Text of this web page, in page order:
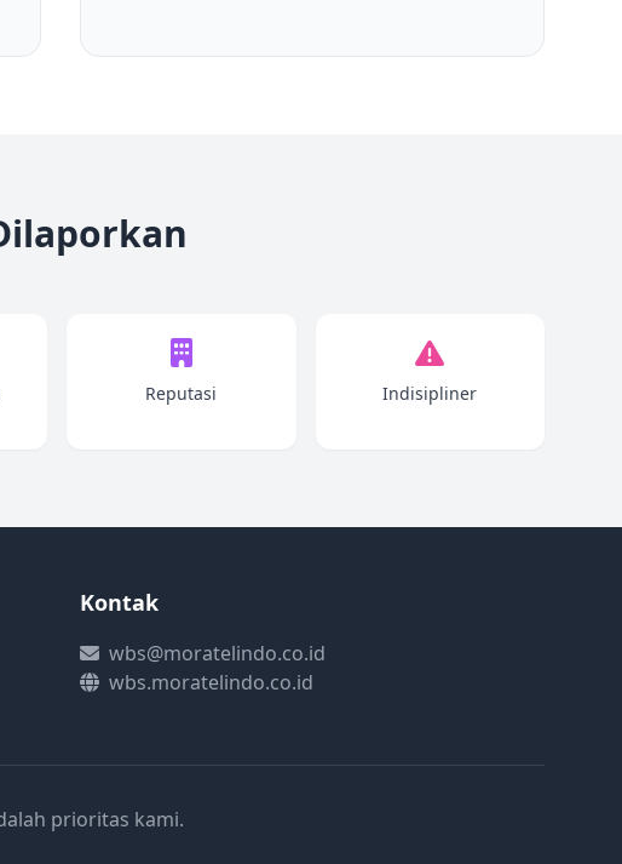
Reputasi Indisipliner
Kontak
wbs@moratelindo.co.id
wbs.moratelindo.co.id
prioritas kami.